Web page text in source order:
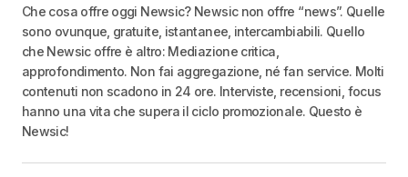
Che cosa offre oggi Newsic? Newsic non offre “news”. Quelle
sono ovunque, gratuite, istantanee, intercambiabili. Quello
che Newsic offre è altro: Mediazione critica,
approfondimento. Non fai aggregazione, né fan service. Molti
contenuti non scadono in 24 ore. Interviste, recensioni, focus
hanno una vita che supera il ciclo promozionale. Questo è
Newsic!